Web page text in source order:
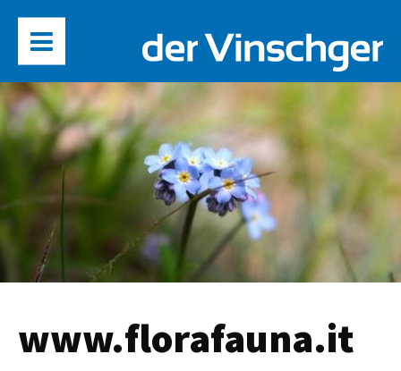
www.florafauna.it